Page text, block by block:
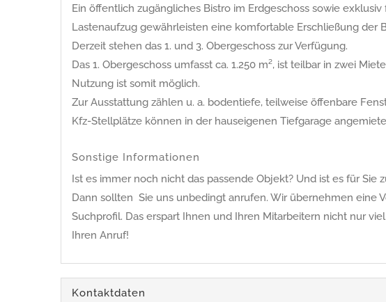
Ein öffentlich zugängliches Bistro im Erdgeschoss sowie
Lastenaufzug gewährleisten eine komfortable Erschließung der
Derzeit stehen das 1. und 3. Obergeschoss zur Verfügung.
Das 1. Obergeschoss umfasst ca. 1.250 m², ist teilbar in zwei
Nutzung ist somit möglich.
Zur Ausstattung zählen u. a. bodentiefe, teilweise öffenbare
Kfz-Stellplätze können in der hauseigenen Tiefgarage
Sonstige Informationen
Ist es immer noch nicht das passende Objekt? Und ist es für
Dann sollten Sie uns unbedingt anrufen. Wir übernehmen eine
Suchprofil. Das erspart Ihnen und Ihren Mitarbeitern nicht nur
Ihren Anruf!
Kontaktdaten